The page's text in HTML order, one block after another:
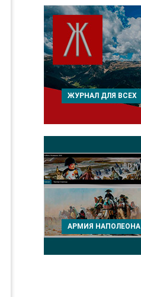
ЖУРНАЛ ДЛЯ ВСЕХ
АРМИЯ НАПОЛЕОНА